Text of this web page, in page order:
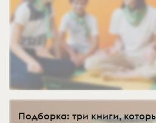
Подборка: три книги,